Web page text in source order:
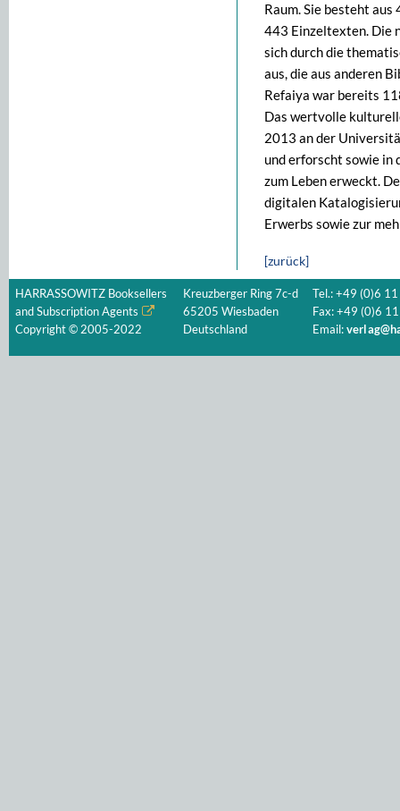
Raum. Sie besteht
443 Einzeltexten. Die
sich durch die
aus, die aus anderen
Refaiya war bereits
Das wertvolle
2013 an der
und erforscht sowie
zum Leben erweckt.
digitalen
Erwerbs sowie zur
[zurück]
HARRASSOWITZ Booksellers
and Subscription Agents
Copyright © 2005-2022
Kreuzberger Ring 7c-d
65205 Wiesbaden
Deutschland
Tel.: +49 (0)6
Fax: +49 (0)6
Email: